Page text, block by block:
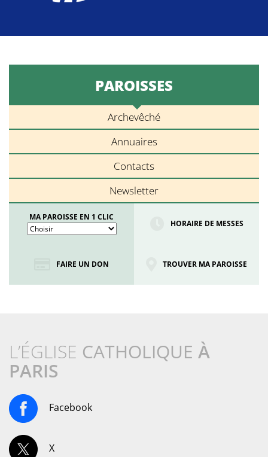
PAROISSES
Archevêché
Annuaires
Contacts
Newsletter
MA PAROISSE EN 1 CLIC
HORAIRE DE MESSES
FAIRE UN DON TROUVER MA PAROISSE
L’ÉGLISE CATHOLIQUE À
PARIS
Facebook
X